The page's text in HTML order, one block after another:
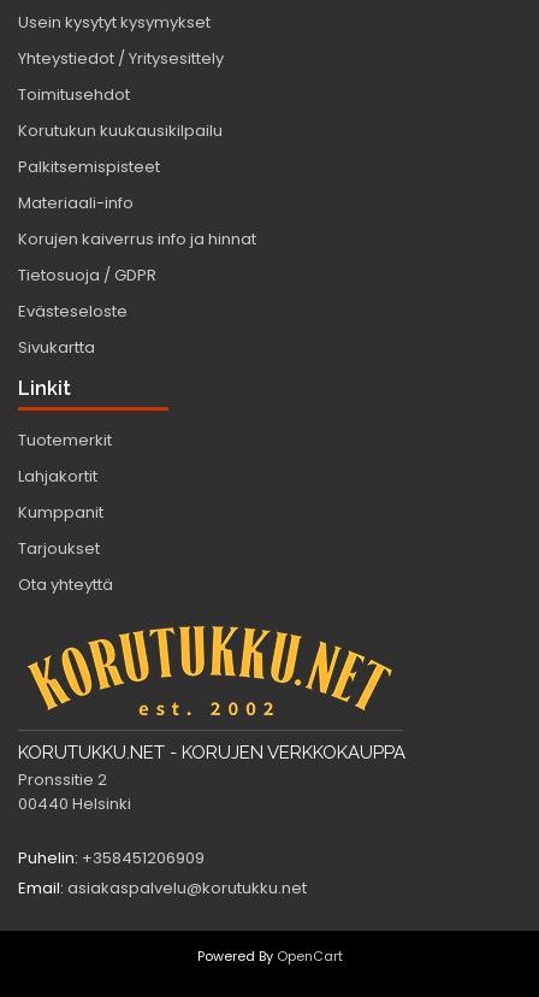
Usein kysytyt kysymykset
Yhteystiedot / Yritysesittely
Toimitusehdot
Korutukun kuukausikilpailu
Palkitsemispisteet
Materiaali-info
Korujen kaiverrus info ja hinnat
Tietosuoja / GDPR
Evästeseloste
Sivukartta
Linkit
Tuotemerkit
Lahjakortit
Kumppanit
Tarjoukset
Ota yhteyttä
KORUTUKKU.NET - KORUJEN VERKKOKAUPPA
Pronssitie 2
00440 Helsinki
Puhelin: +358451206909
Email: asiakaspalvelu@korutukku.net
Powered By OpenCart